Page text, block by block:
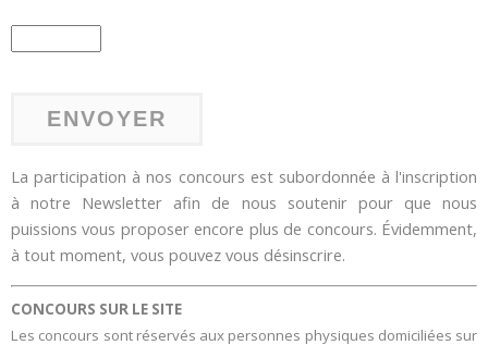
La participation à nos concours est subordonnée à l'inscription
à notre Newsletter afin de nous soutenir pour que nous
puissions vous proposer encore plus de concours. Évidemment,
à tout moment, vous pouvez vous désinscrire.
CONCOURS SUR LE SITE
Les concours sont réservés aux personnes physiques domiciliées sur